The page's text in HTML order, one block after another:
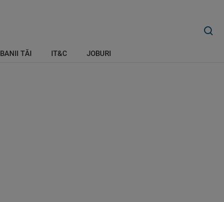
BANII TĂI IT&C JOBURI